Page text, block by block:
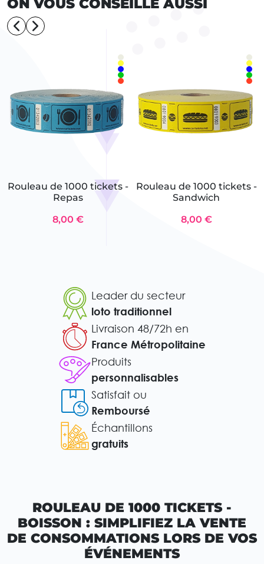
Rouleau de 1000 tickets -
Repas
8,00 €
Rouleau de 1000 tickets -
Sandwich
8,00 €
Leader du secteur
loto traditionnel
Livraison 48/72h en
France Métropolitaine
Produits
personnalisables
Satisfait ou
Remboursé
Échantillons
gratuits
ROULEAU DE 1000 TICKETS -
BOISSON : SIMPLIFIEZ LA VENTE
DE CONSOMMATIONS LORS DE VOS
ÉVÉNEMENTS